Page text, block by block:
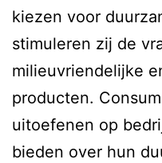
kiezen voor
stimuleren zij de
milieuvriendelijke
producten.
uitoefenen op
bieden over hun